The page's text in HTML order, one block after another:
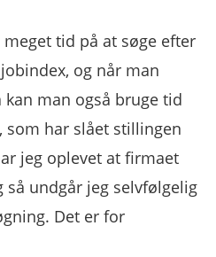
tid på at søge efter
og når man
man også bruge tid
har slået stillingen
jeg oplevet at firmaet
undgår jeg selvfølgelig
Det er for